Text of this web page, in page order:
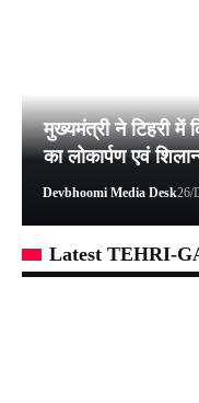
मुख्यमंत्री ने टिहरी में
का लोकार्पण एवं
Devbhoomi Media Desk26/
Latest TEHRI-